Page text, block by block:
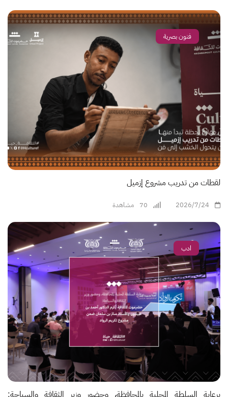
فنون بصرية
لقطات من تدريب مشروع إزميل
2026/7/24
70 مشاهدة
ادب
برعاية السلطة المحلية بالمحافظة، وحضور وزير الثقافة والسياحة: